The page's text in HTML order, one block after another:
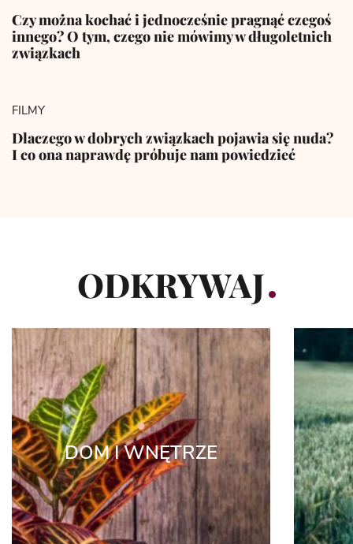
Czy można kochać i jednocześnie pragnąć czegoś
innego? O tym, czego nie mówimy w długoletnich
związkach
FILMY
Dlaczego w dobrych związkach pojawia się nuda?
I co ona naprawdę próbuje nam powiedzieć
ODKRYWAJ
DOM I WNĘTRZE